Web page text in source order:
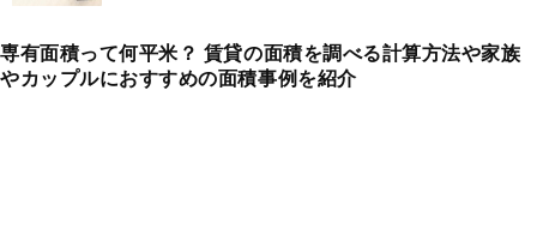
専有面積って何平米？ 賃貸の面積を調べる計算方法や家族
やカップルにおすすめの面積事例を紹介